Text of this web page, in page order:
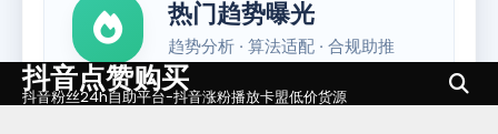
Skip
to
抖音点赞购买
抖音粉丝24h自助平台-抖音涨粉播放卡盟低价货源